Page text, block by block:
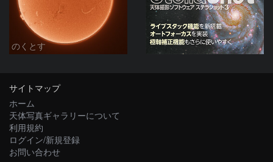
のくとす
サイトマップ
ホーム
天体写真ギャラリーについて
利用規約
ログイン/新規登録
お問い合わせ